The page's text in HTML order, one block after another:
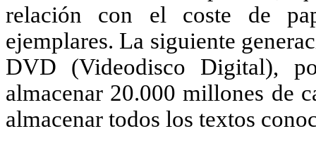
relación con el coste de
ejemplares. La siguiente
DVD (Videodisco Digital),
almacenar 20.000 millones de
almacenar todos los textos